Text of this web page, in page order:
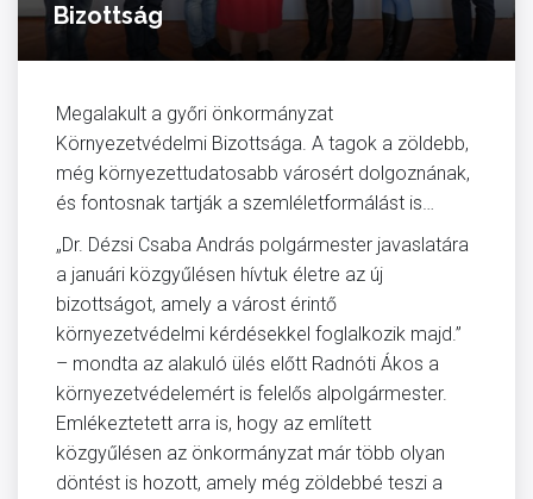
Bizottság
Megalakult a győri önkormányzat
Környezetvédelmi Bizottsága. A tagok a zöldebb,
még környezettudatosabb városért dolgoznának,
és fontosnak tartják a szemléletformálást is…
„Dr. Dézsi Csaba András polgármester javaslatára
a januári közgyűlésen hívtuk életre az új
bizottságot, amely a várost érintő
környezetvédelmi kérdésekkel foglalkozik majd.”
– mondta az alakuló ülés előtt Radnóti Ákos a
környezetvédelemért is felelős alpolgármester.
Emlékeztetett arra is, hogy az említett
közgyűlésen az önkormányzat már több olyan
döntést is hozott, amely még zöldebbé teszi a